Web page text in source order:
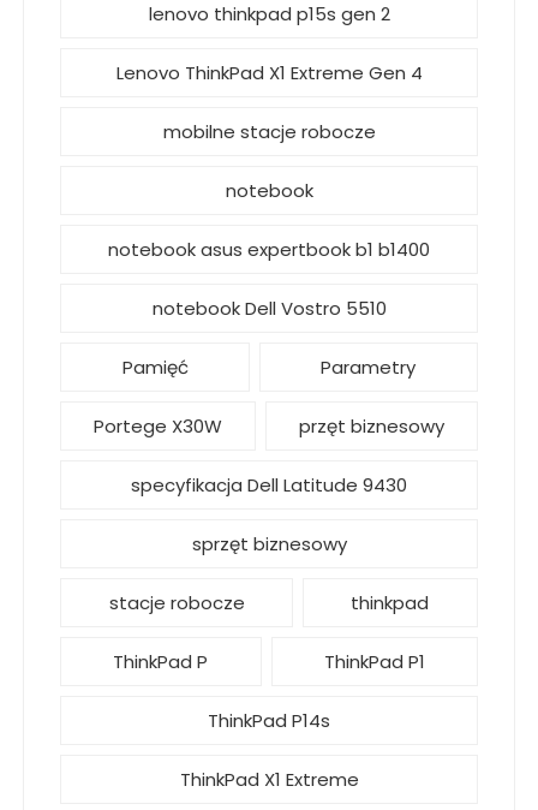
lenovo thinkpad p15s gen 2
Lenovo ThinkPad X1 Extreme Gen 4
mobilne stacje robocze
notebook
notebook asus expertbook b1 b1400
notebook Dell Vostro 5510
Pamięć Parametry
Portege X30W przęt biznesowy
specyfikacja Dell Latitude 9430
sprzęt biznesowy
stacje robocze thinkpad
ThinkPad P ThinkPad P1
ThinkPad P14s
ThinkPad X1 Extreme